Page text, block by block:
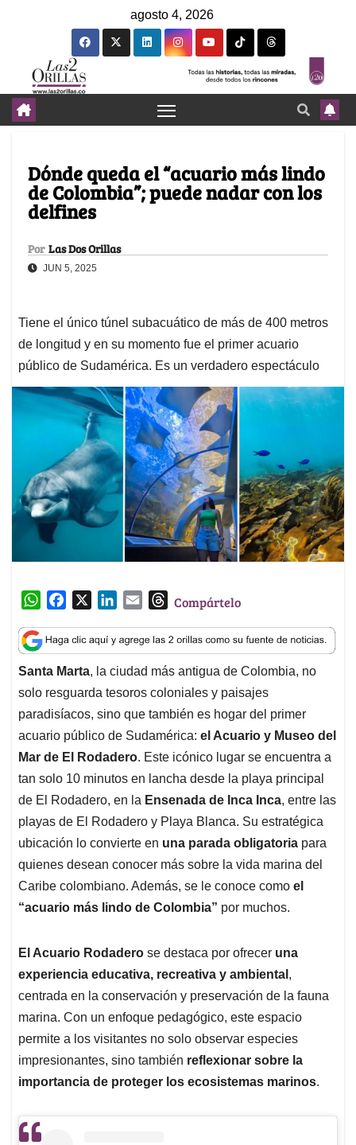
agosto 4, 2026
Dónde queda el “acuario más lindo
de Colombia”; puede nadar con los
delfines
Por Las Dos Orillas
JUN 5, 2025
Tiene el único túnel subacuático de más de 400 metros
de longitud y en su momento fue el primer acuario
público de Sudamérica. Es un verdadero espectáculo
W
a
t
s
A
p
p
c
e
b
o
o
k
n
k
e
d
I
n
a
i
l
T
r
e
a
d
s
Compártelo
Santa Marta, la ciudad más antigua de Colombia, no
solo resguarda tesoros coloniales y paisajes
paradisíacos, sino que también es hogar del primer
acuario público de Sudamérica: el Acuario y Museo del
Mar de El Rodadero. Este icónico lugar se encuentra a
tan solo 10 minutos en lancha desde la playa principal
de El Rodadero, en la Ensenada de Inca Inca, entre las
playas de El Rodadero y Playa Blanca. Su estratégica
ubicación lo convierte en una parada obligatoria para
quienes desean conocer más sobre la vida marina del
Caribe colombiano. Además, se le conoce como el
“acuario más lindo de Colombia” por muchos.
El Acuario Rodadero se destaca por ofrecer una
experiencia educativa, recreativa y ambiental ,
centrada en la conservación y preservación de la fauna
marina. Con un enfoque pedagógico, este espacio
permite a los visitantes no solo observar especies
impresionantes, sino también reflexionar sobre la
importancia de proteger los ecosistemas marinos.